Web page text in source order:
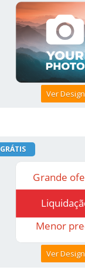
Ver Design
GRÁTIS
Ver Design